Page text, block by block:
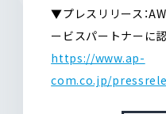
▼プレスリリース：
ービスパートナーに
https://www.ap-
com.co.jp/